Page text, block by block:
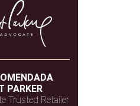
PARKER
Trusted Retailer